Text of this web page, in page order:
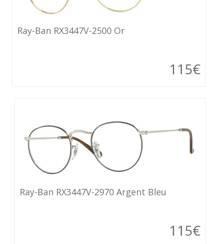
Ray-Ban RX3447V-2500 Or
115€
Ray-Ban RX3447V-2970 Argent Bleu
115€